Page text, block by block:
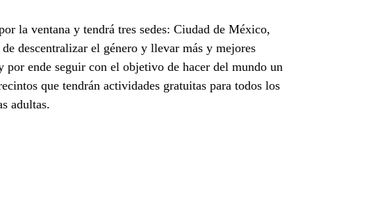
la ventana y tendrá tres sedes: Ciudad de México,
descentralizar el género y llevar más y mejores
por ende seguir con el objetivo de hacer del mundo un
que tendrán actividades gratuitas para todos los
adultas.